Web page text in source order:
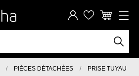
PIÈCES DÉTACHÉES
PRISE TUYAU